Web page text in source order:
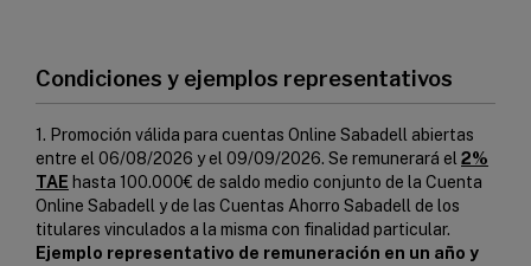
Condiciones y ejemplos representativos
1. Promoción válida para cuentas Online Sabadell abiertas
entre el 06/08/2026 y el 09/09/2026. Se remunerará el2%
TAE hasta 100.000€ de saldo medio conjunto de la Cuenta
Online Sabadell y de las Cuentas Ahorro Sabadell de los
titulares vinculados a la misma con finalidad particular.
Ejemplo representativo de remuneración en un año y